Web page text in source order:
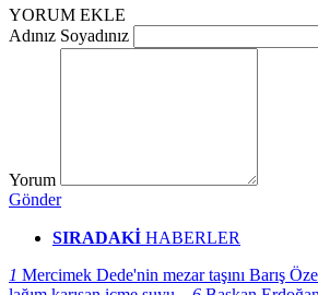
YORUM EKLE
Adınız Soyadınız
Yorum
Gönder
SIRADAKİ HABERLER
1 Mercimek Dede'nin mezar taşını Barış